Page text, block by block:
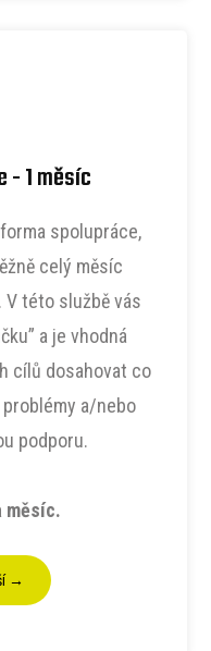
- 1 měsíc
spolupráce,
celý měsíc
V této službě vás
a je vhodná
cílů dosahovat co
a/nebo
podporu.
měsíc.
→